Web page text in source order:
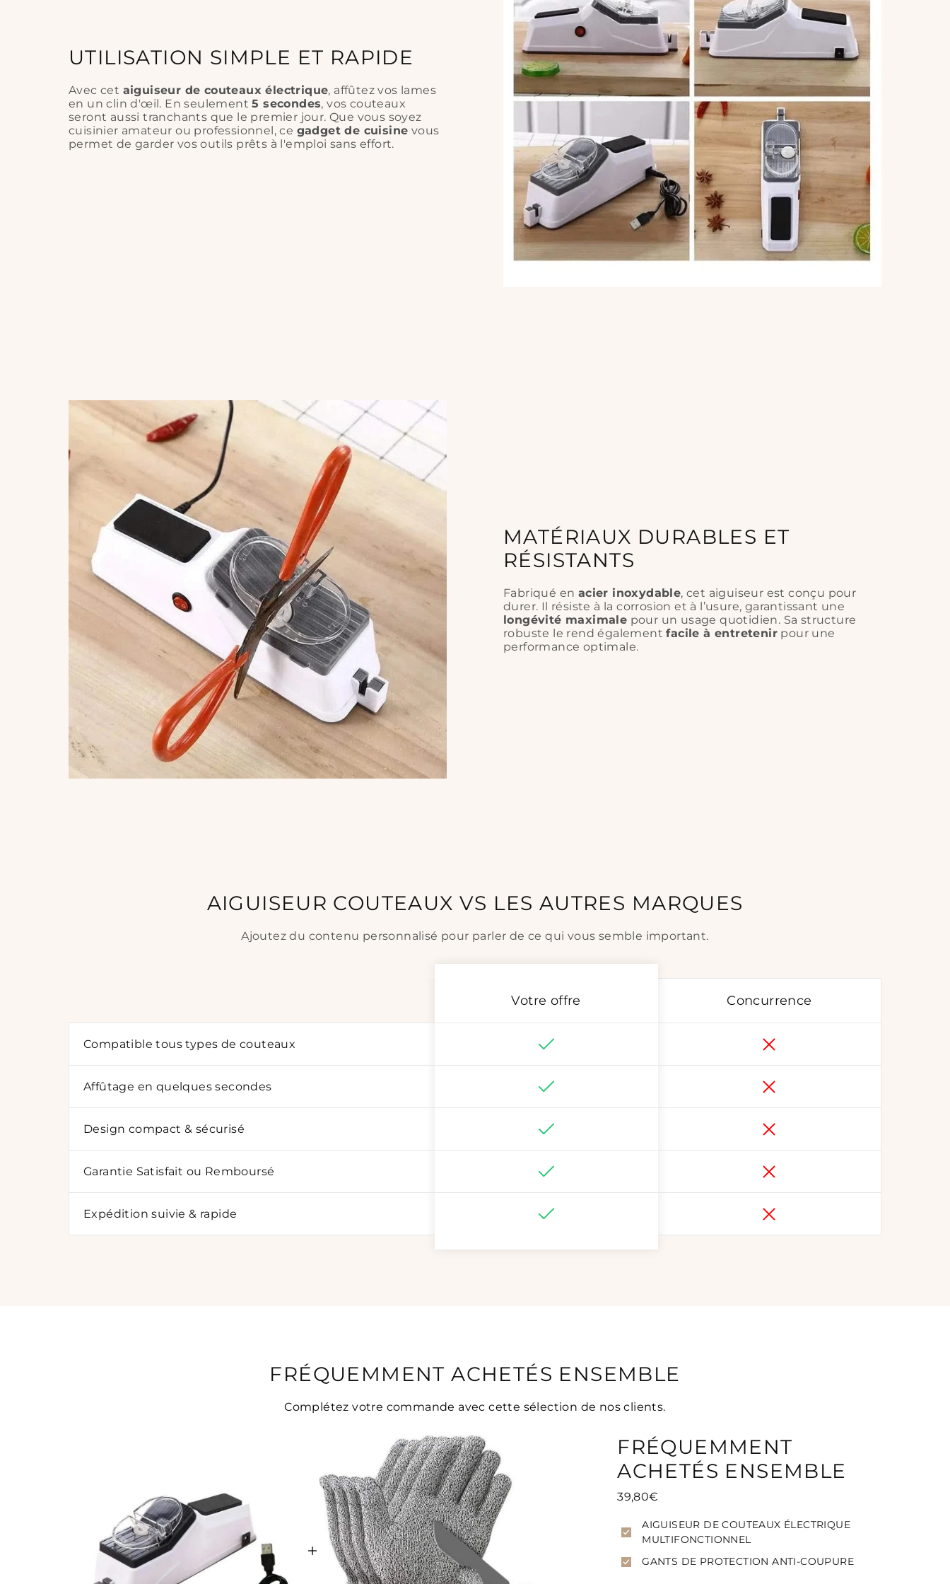
UTILISATION SIMPLE ET RAPIDE
Avec cet aiguiseur de couteaux électrique, affûtez vos lames
en un clin d'œil. En seulement5 secondes, vos couteaux
seront aussi tranchants que le premier jour. Que vous soyez
cuisinier amateur ou professionnel, ce gadget de cuisine vous
permet de garder vos outils prêts à l'emploi sans effort.
MATÉRIAUX DURABLES ET
RÉSISTANTS
Fabriqué en acier inoxydable, cet aiguiseur est conçu pour
durer. Il résiste à la corrosion et à l’usure, garantissant une
longévité maximale pour un usage quotidien. Sa structure
robuste le rend égalementfacile à entretenir pour une
performance optimale.
AIGUISEUR COUTEAUX VS LES AUTRES MARQUES
Ajoutez du contenu personnalisé pour parler de ce qui vous semble important.
Votre offre Concurrence
Compatible tous types de couteaux
Affûtage en quelques secondes
Design compact & sécurisé
Garantie Satisfait ou Remboursé
Expédition suivie & rapide
FRÉQUEMMENT ACHETÉS ENSEMBLE
Complétez votre commande avec cette sélection de nos clients.
FRÉQUEMMENT
ACHETÉS ENSEMBLE
39,80€
AIGUISEUR DE COUTEAUX ÉLECTRIQUE
MULTIFONCTIONNEL
GANTS DE PROTECTION ANTI-COUPURE